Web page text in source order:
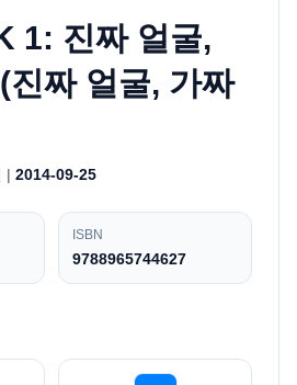
1: 진짜 얼굴,
진짜 얼굴, 가짜
| 2014-09-25
ISBN
9788965744627